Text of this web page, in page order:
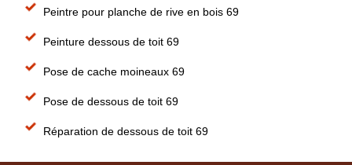
Peintre pour planche de rive en bois 69
Peinture dessous de toit 69
Pose de cache moineaux 69
Pose de dessous de toit 69
Réparation de dessous de toit 69